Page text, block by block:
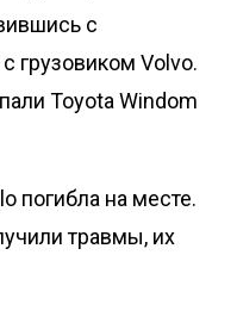
с
грузовиком Volvo.
Toyota Windom
погибла на месте.
травмы, их